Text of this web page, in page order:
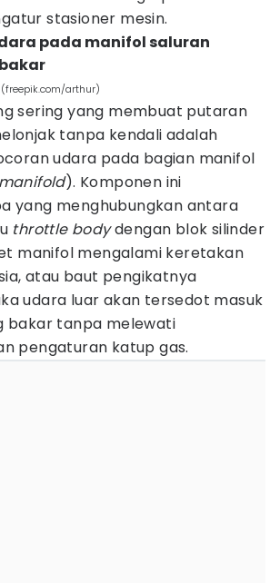
stasioner mesin.
pada manifol saluran
arthur)
sering yang membuat putaran
tanpa kendali adalah
udara pada bagian manifol
). Komponen ini
yang menghubungkan antara
throttle bodydengan blok silinder
manifol mengalami keretakan
atau baut pengikatnya
udara luar akan tersedot masuk
bakar tanpa melewati
pengaturan katup gas.